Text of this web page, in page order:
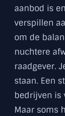
aanbod is
verspillen
om de
nuchtere
raadgever.
staan. Een
bedrijven is
Maar soms